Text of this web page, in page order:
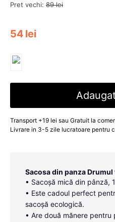
Pret vechi: 89 lei
54 lei
Transport +19 lei sau Gratuit la
Livrare in 3-5 zile lucratoare pentru
Sacosa din panza
• Sacoșă mică din pânză,
• Este cadoul perfect
sacoșă ecologică.
• Are două mănere pentru